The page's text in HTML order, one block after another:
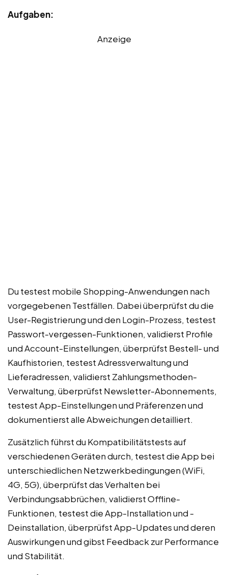
Aufgaben:
Anzeige
Du testest mobile Shopping-Anwendungen nach
vorgegebenen Testfällen. Dabei überprüfst du die
User-Registrierung und den Login-Prozess, testest
Passwort-vergessen-Funktionen, validierst Profile
und Account-Einstellungen, überprüfst Bestell- und
Kaufhistorien, testest Adressverwaltung und
Lieferadressen, validierst Zahlungsmethoden-
Verwaltung, überprüfst Newsletter-Abonnements,
testest App-Einstellungen und Präferenzen und
dokumentierst alle Abweichungen detailliert.
Zusätzlich führst du Kompatibilitätstests auf
verschiedenen Geräten durch, testest die App bei
unterschiedlichen Netzwerkbedingungen (WiFi,
4G, 5G), überprüfst das Verhalten bei
Verbindungsabbrüchen, validierst Offline-
Funktionen, testest die App-Installation und -
Deinstallation, überprüfst App-Updates und deren
Auswirkungen und gibst Feedback zur Performance
und Stabilität.